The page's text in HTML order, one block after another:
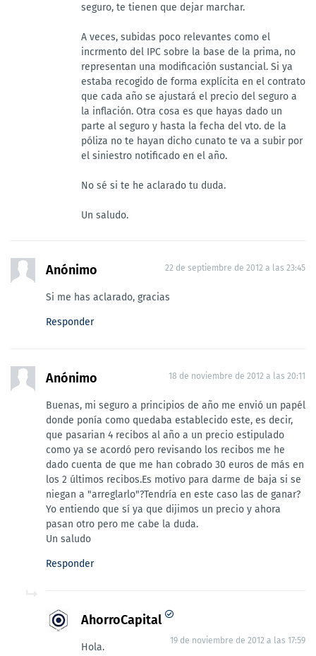
seguro, te tienen que dejar marchar.
A veces, subidas poco relevantes como el
incrmento del IPC sobre la base de la prima, no
representan una modificación sustancial. Si ya
estaba recogido de forma explícita en el contrato
que cada año se ajustará el precio del seguro a
la inflación. Otra cosa es que hayas dado un
parte al seguro y hasta la fecha del vto. de la
póliza no te hayan dicho cunato te va a subir por
el siniestro notificado en el año.
No sé si te he aclarado tu duda.
Un saludo.
Anónimo 22 de septiembre de 2012 a las 23:45
Si me has aclarado, gracias
Responder
Anónimo 18 de noviembre de 2012 a las 20:11
Buenas, mi seguro a principios de año me envió un papél
donde ponía como quedaba establecido este, es decir,
que pasarian 4 recibos al año a un precio estipulado
como ya se acordó pero revisando los recibos me he
dado cuenta de que me han cobrado 30 euros de más en
los 2 últimos recibos.Es motivo para darme de baja si se
niegan a "arreglarlo"?Tendría en este caso las de ganar?
Yo entiendo que sí ya que dijimos un precio y ahora
pasan otro pero me cabe la duda.
Un saludo
Responder
AhorroCapital
19 de noviembre de 2012 a las 17:59
Hola.